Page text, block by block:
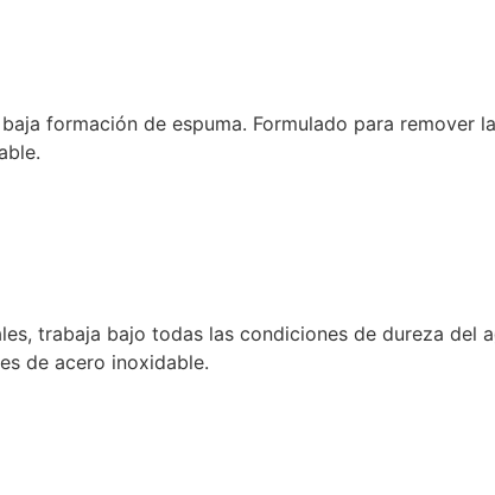
formación de espuma. Formulado para remover
trabaja bajo todas las condiciones de dureza del
de acero inoxidable.